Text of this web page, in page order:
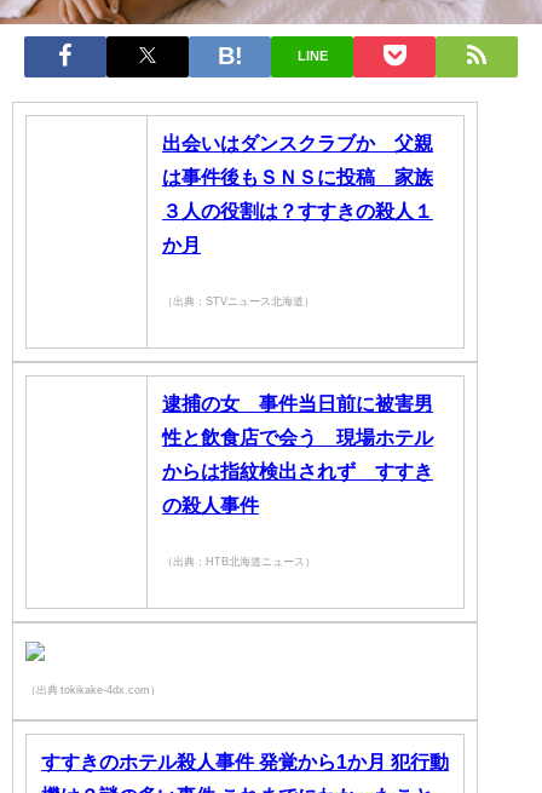
LINE
出会いはダンスクラブか 父親
は事件後もＳＮＳに投稿 家族
３人の役割は？すすきの殺人１
か月
（出典：STVニュース北海道）
逮捕の女 事件当日前に被害男
性と飲食店で会う 現場ホテル
からは指紋検出されず すすき
の殺人事件
（出典：HTB北海道ニュース）
（出典 tokikake-4dx.com）
すすきのホテル殺人事件 発覚から1か月 犯行動